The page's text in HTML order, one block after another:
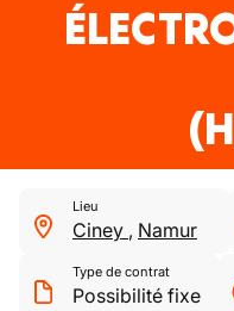
Lieu
Ciney , Namur
Type de contrat
Possibilité fixe